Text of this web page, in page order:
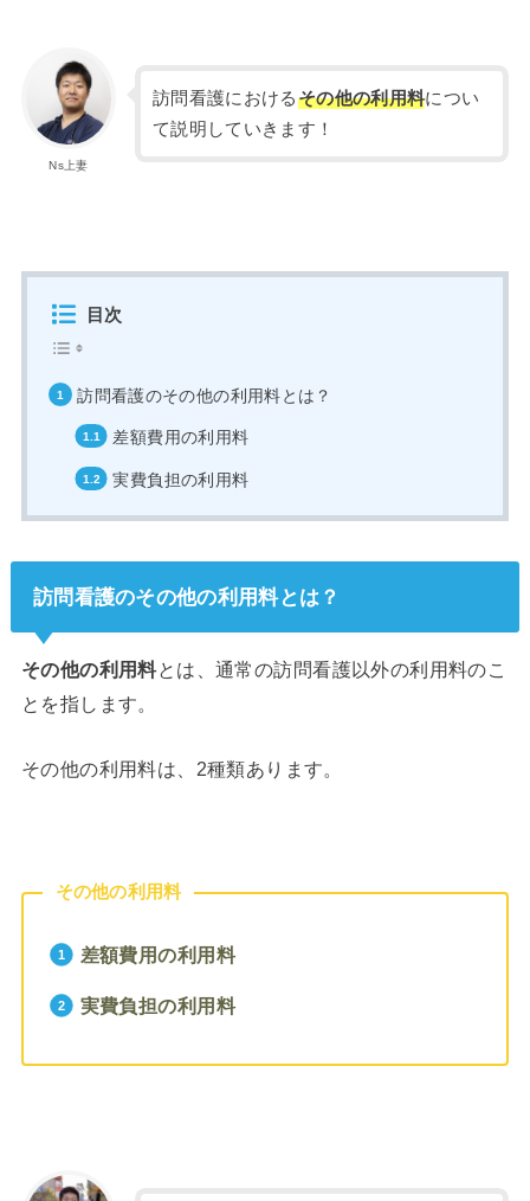
Ns上妻
訪問看護におけるその他の利用料につい
て説明していきます！
目次
訪問看護のその他の利用料とは？
差額費用の利用料
実費負担の利用料
訪問看護のその他の利用料とは？
その他の利用料とは、通常の訪問看護以外の利用料のこ
とを指します。
その他の利用料は、2種類あります。
その他の利用料
差額費用の利用料
実費負担の利用料